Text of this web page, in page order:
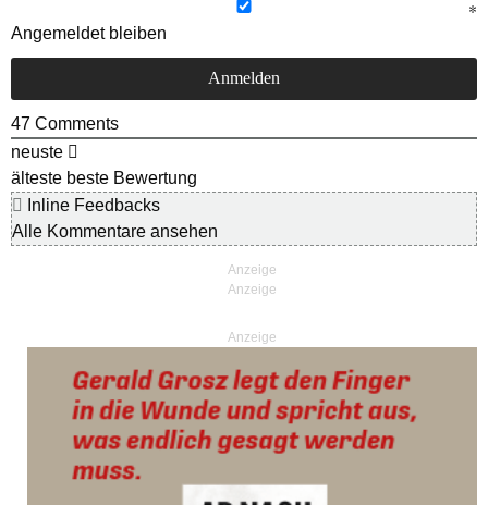
Angemeldet bleiben
47 Comments
neuste
älteste beste Bewertung
Inline Feedbacks
Alle Kommentare ansehen
Anzeige